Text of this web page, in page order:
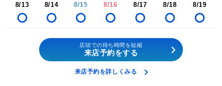
8/13 8/14 8/15 8/16 8/17 8/18 8/19
店頭での待ち時間を短縮
来店予約をする
来店予約を詳しくみる